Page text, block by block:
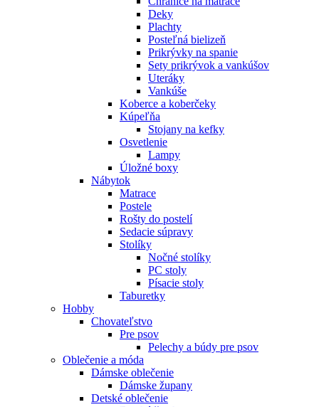
Deky
Plachty
Posteľná bielizeň
Prikrývky na spanie
Sety prikrývok a vankúšov
Uteráky
Vankúše
Koberce a koberčeky
Kúpeľňa
Stojany na kefky
Osvetlenie
Lampy
Úložné boxy
Nábytok
Matrace
Postele
Rošty do postelí
Sedacie súpravy
Stolíky
Nočné stolíky
PC stoly
Písacie stoly
Taburetky
Hobby
Chovateľstvo
Pre psov
Pelechy a búdy pre psov
Oblečenie a móda
Dámske oblečenie
Dámske župany
Detské oblečenie